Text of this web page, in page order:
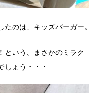
のは、キッズバーガー。
という、まさかのミラク
しょう・・・